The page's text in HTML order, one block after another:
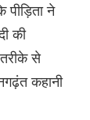
ने
की
से
कहानी